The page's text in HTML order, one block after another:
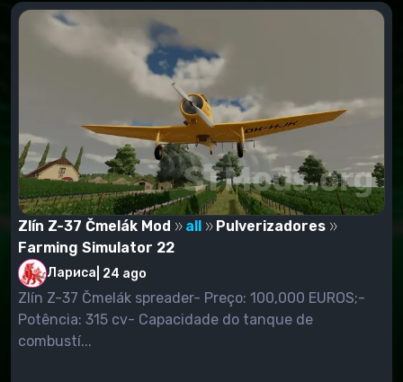
Zlín Z-37 Čmelák Mod all
Pulverizadores
Farming Simulator 22
Лариса 24 ago
Zlín Z-37 Čmelák spreader- Preço: 100,000 EUROS;-
Potência: 315 cv- Capacidade do tanque de
combustí...